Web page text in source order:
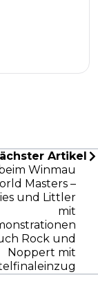
Artikel
Winmau
Masters –
und Littler
mit
Rock und
Noppert mit